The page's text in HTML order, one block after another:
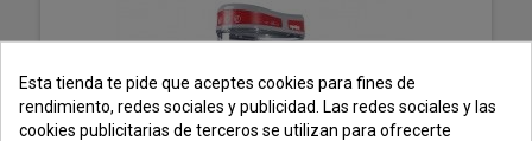
Esta tienda te pide que aceptes cookies para fines de
rendimiento, redes sociales y publicidad. Las redes sociales y las
cookies publicitarias de terceros se utilizan para ofrecerte